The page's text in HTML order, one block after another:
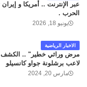
عبر الإنترنت .. أمريكا و
الحرب .
يونيو 18, 2026
الاخبار الرياضية
مرض وراثي خطير" .. الكشف
لاعب برشلونة جواو كانسيلو
مارس 20, 2024